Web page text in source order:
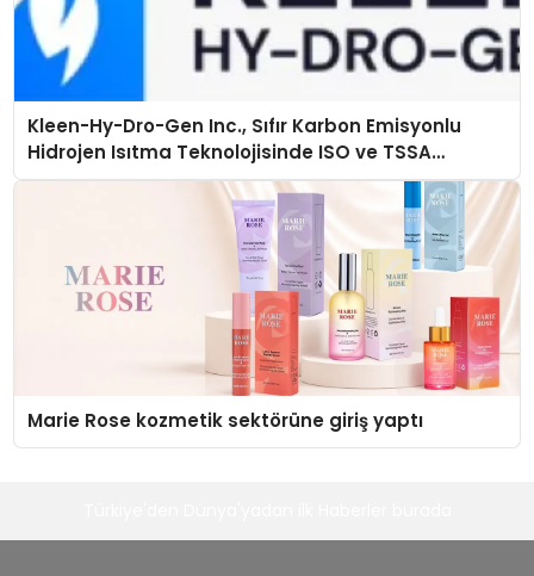
Kleen-Hy-Dro-Gen Inc., Sıfır Karbon Emisyonlu
Hidrojen Isıtma Teknolojisinde ISO ve TSSA
Düzenleyici Onaylarını Aldı
Marie Rose kozmetik sektörüne giriş yaptı